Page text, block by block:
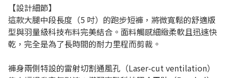
【設計細節】
這款大腿中段長度（5 吋）的跑步短褲，將微寬鬆的舒適版
型與羽量級科技布料完美結合。面料觸感細緻柔軟且迅速快
乾，完全是為了長時間的耐力里程而剪裁。
褲身兩側特設的雷射切割通風孔（Laser-cut ventilation）